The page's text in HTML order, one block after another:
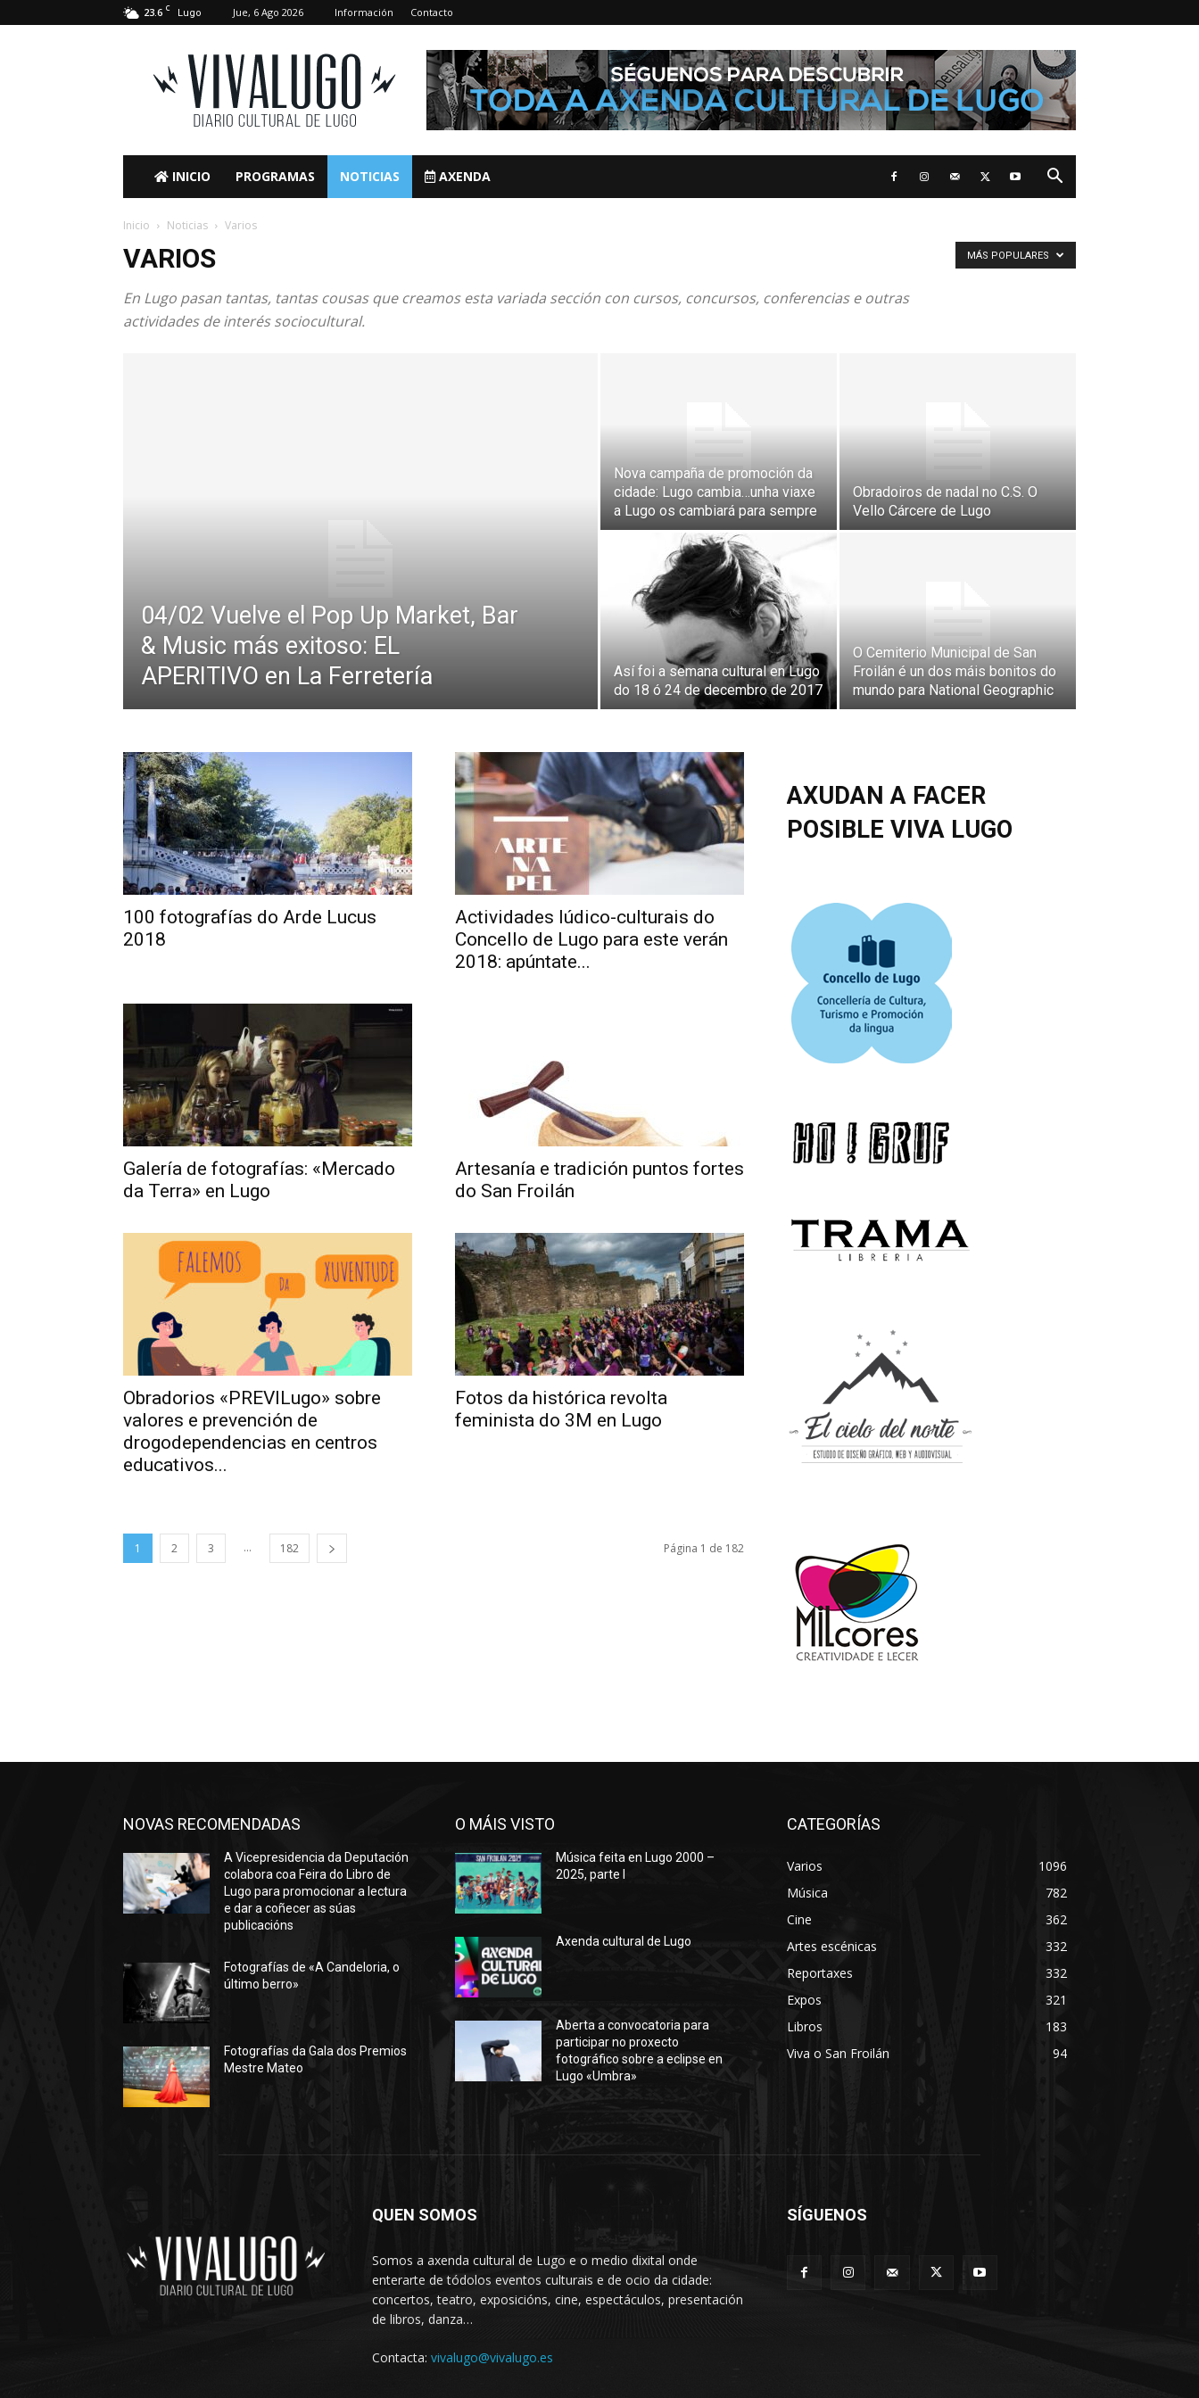
23.6 C Lugo Jue, 6 Ago 2026 Información Contacto
VivaLugo
INICIO PROGRAMAS NOTICIAS AXENDA
Inicio Noticias Varios
VARIOS
En Lugo pasan tantas, tantas cousas que creamos esta variada sección con cursos, concursos, conferencias e outras
actividades de interés sociocultural.
MÁS POPULARES
04/02 Vuelve el Pop Up Market, Bar
& Music más exitoso: EL
APERITIVO en La Ferretería
Nova campaña de promoción da
cidade: Lugo cambia…unha viaxe
a Lugo os cambiará para sempre
Obradoiros de nadal no C.S. O
Vello Cárcere de Lugo
Así foi a semana cultural en Lugo
do 18 ó 24 de decembro de 2017
O Cemiterio Municipal de San
Froilán é un dos máis bonitos do
mundo para National Geographic
100 fotografías do Arde Lucus
2018
Actividades lúdico-culturais do
Concello de Lugo para este verán
2018: apúntate...
Galería de fotografías: «Mercado
da Terra» en Lugo
Artesanía e tradición puntos fortes
do San Froilán
Obradorios «PREVILugo» sobre
valores e prevención de
drogodependencias en centros
educativos...
Fotos da histórica revolta
feminista do 3M en Lugo
1 2 3 ... 182 Página 1 de 182
AXUDAN A FACER
POSIBLE VIVA LUGO
NOVAS RECOMENDADAS
A Vicepresidencia da Deputación
colabora coa Feira do Libro de
Lugo para promocionar a lectura
e dar a coñecer as súas
publicacións
Fotografías de «A Candeloria, o
último berro»
Fotografías da Gala dos Premios
Mestre Mateo
O MÁIS VISTO
Música feita en Lugo 2000 –
2025, parte I
Axenda cultural de Lugo
Aberta a convocatoria para
participar no proxecto
fotográfico sobre a eclipse en
Lugo «Umbra»
CATEGORÍAS
Varios
1096
Música
782
Cine
362
Artes escénicas
332
Reportaxes
332
Expos
321
Libros
183
Viva o San Froilán
94
QUEN SOMOS
Somos a axenda cultural de Lugo e o medio dixital onde
enterarte de tódolos eventos culturais e de ocio da cidade:
concertos, teatro, exposicións, cine, espectáculos, presentación
de libros, danza…
Contacta: vivalugo@vivalugo.es
SÍGUENOS